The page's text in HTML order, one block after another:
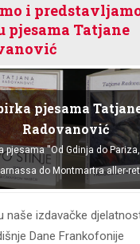
i
pjesama Tatjane
pjesama
Radovanović
pjesama ''Od Gdinja do
do Montmartra aller-
naše izdavačke
Dane Frankofonije